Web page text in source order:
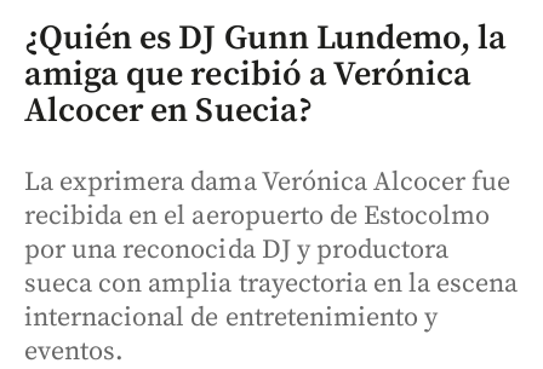
¿Quién es DJ Gunn Lundemo, la
amiga que recibió a Verónica
Alcocer en Suecia?
La exprimera dama Verónica Alcocer fue
recibida en el aeropuerto de Estocolmo
por una reconocida DJ y productora
sueca con amplia trayectoria en la escena
internacional de entretenimiento y
eventos.